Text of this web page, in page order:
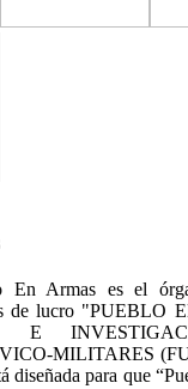
En Armas es el
de lucro "PUEBLO
E
MILITARES
diseñada para que